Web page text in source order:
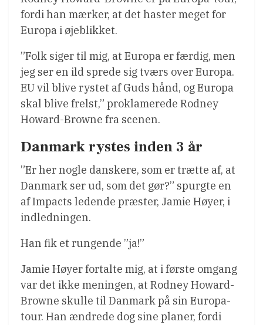
fordi han mærker, at det haster meget for
Europa i øjeblikket.
”Folk siger til mig, at Europa er færdig, men
jeg ser en ild sprede sig tværs over Europa.
EU vil blive rystet af Guds hånd, og Europa
skal blive frelst,” proklamerede Rodney
Howard-Browne fra scenen.
Danmark rystes inden 3 år
”Er her nogle danskere, som er trætte af, at
Danmark ser ud, som det gør?” spurgte en
af Impacts ledende præster, Jamie Høyer, i
indledningen.
Han fik et rungende ”ja!”
Jamie Høyer fortalte mig, at i første omgang
var det ikke meningen, at Rodney Howard-
Browne skulle til Danmark på sin Europa-
tour. Han ændrede dog sine planer, fordi